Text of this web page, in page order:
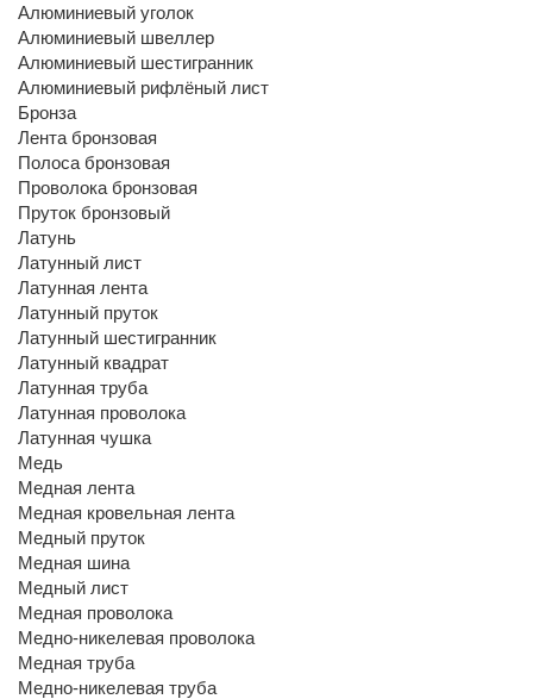
Алюминиевый уголок
Алюминиевый швеллер
Алюминиевый шестигранник
Алюминиевый рифлёный лист
Бронза
Лента бронзовая
Полоса бронзовая
Проволока бронзовая
Пруток бронзовый
Латунь
Латунный лист
Латунная лента
Латунный пруток
Латунный шестигранник
Латунный квадрат
Латунная труба
Латунная проволока
Латунная чушка
Медь
Медная лента
Медная кровельная лента
Медный пруток
Медная шина
Медный лист
Медная проволока
Медно-никелевая проволока
Медная труба
Медно-никелевая труба